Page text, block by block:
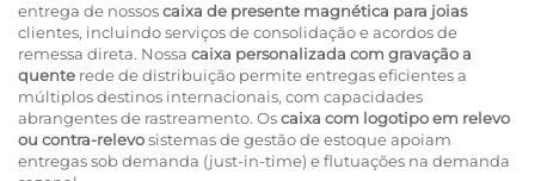
entrega de nossoscaixa de presente magnética para joias
clientes, incluindo serviços de consolidação e acordos de
remessa direta. Nossa caixa personalizada com gravação a
quente rede de distribuição permite entregas eficientes a
múltiplos destinos internacionais, com capacidades
abrangentes de rastreamento. Oscaixa com logotipo em relevo
ou contra-relevosistemas de gestão de estoque apoiam
entregas sob demanda (just-in-time) e flutuações na demanda